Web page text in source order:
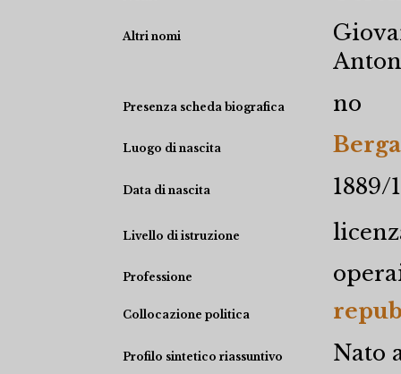
Altri nomi
Presenza scheda biografica no
Luogo di nascita
Data di nascita 1889/
Livello di istruzione
Professione
Collocazione politica
Profilo sintetico riassuntivo
Nato